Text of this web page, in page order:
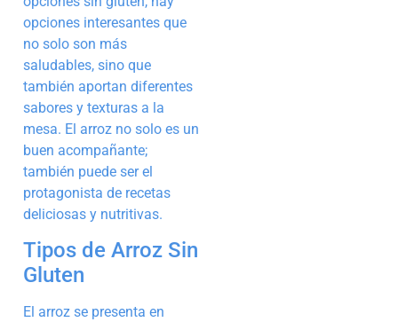
opciones interesantes que
no solo son más
saludables, sino que
también aportan diferentes
sabores y texturas a la
mesa. El arroz no solo es un
buen acompañante;
también puede ser el
protagonista de recetas
deliciosas y nutritivas.
Tipos de Arroz Sin
Gluten
El arroz se presenta en